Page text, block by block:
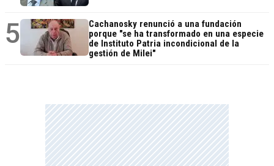
5
Cachanosky renunció a una fundación
porque "se ha transformado en una especie
de Instituto Patria incondicional de la
gestión de Milei"